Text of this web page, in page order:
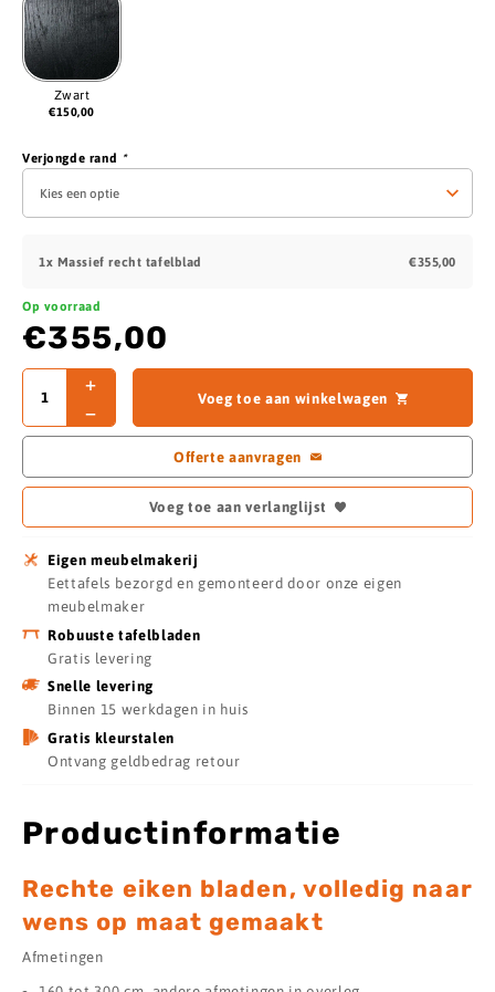
Zwart
€150,00
Verjongde rand *
1x Massief recht tafelblad €355,00
Op voorraad
€355,00
Voeg toe aan winkelwagen
Offerte aanvragen
Voeg toe aan verlanglijst
Eigen meubelmakerij
Eettafels bezorgd en gemonteerd door onze eigen
meubelmaker
Robuuste tafelbladen
Gratis levering
Snelle levering
Binnen 15 werkdagen in huis
Gratis kleurstalen
Ontvang geldbedrag retour
Productinformatie
Rechte eiken bladen, volledig naar
wens op maat gemaakt
Afmetingen